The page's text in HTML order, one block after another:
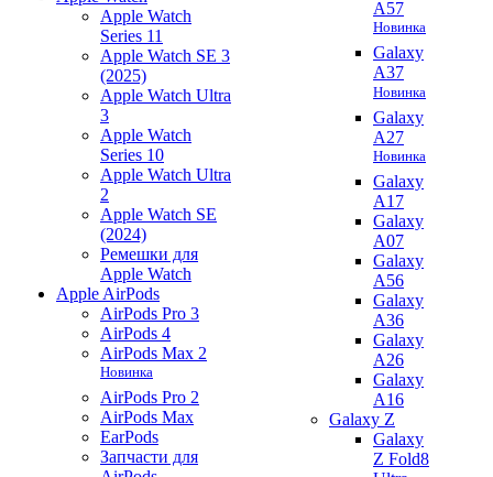
Apple Watch
Series 11
Apple Watch SE 3
(2025)
Apple Watch Ultra
3
Apple Watch
Series 10
Apple Watch Ultra
2
Apple Watch SE
(2024)
Ремешки для
Apple Watch
Apple AirPods
AirPods Pro 3
AirPods 4
AirPods Max 2
Новинка
AirPods Pro 2
AirPods Max
EarPods
Запчасти для
A57
Новинка
Galaxy
A37
Новинка
Galaxy
A27
Новинка
Galaxy
A17
Galaxy
A07
Galaxy
A56
Galaxy
A36
Galaxy
A26
Galaxy
A16
Galaxy Z
Galaxy
Z Fold8